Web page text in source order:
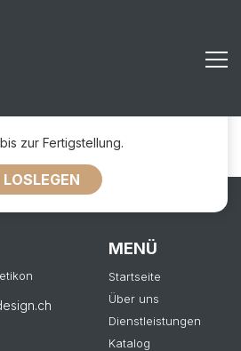
zur Fertigstellung.
LOSLEGEN
MENÜ
Startseite
Über uns
Dienstleistungen
Katalog